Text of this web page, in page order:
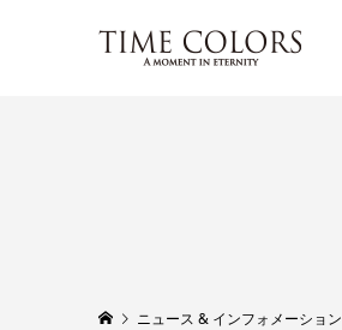
ニュース & インフォメーション